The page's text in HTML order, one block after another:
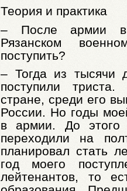
Теория и практика
– После армии
Рязанском
поступить?
– Тогда из тысячи
поступили
стране, среди его
России. Но годы
в армии. До этого
переходили на
планировал стать
год моего
лейтенантов, то